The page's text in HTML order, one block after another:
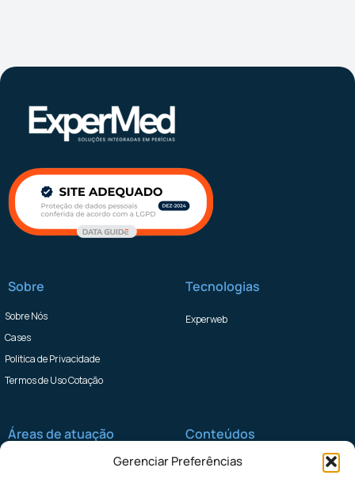
Gerenciar Preferências
Sobre
Sobre Nós
Cases
Politica de Privacidade
Termos de Uso Cotação
Tecnologias
Experweb
Áreas de atuação Conteúdos
Blog